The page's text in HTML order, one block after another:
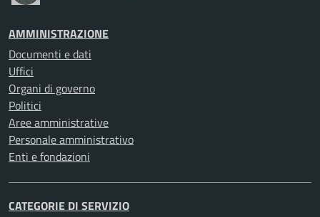
AMMINISTRAZIONE
Documenti e dati
Uffici
Organi di governo
Politici
Aree amministrative
Personale amministrativo
Enti e fondazioni
CATEGORIE DI SERVIZIO